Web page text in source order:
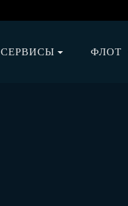
СЕРВИСЫ ФЛОТ